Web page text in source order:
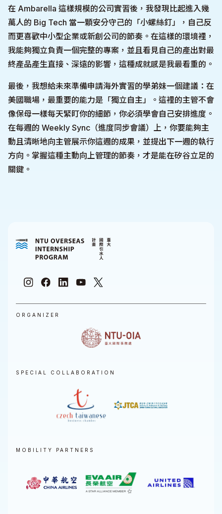
在 Ambarella 這樣規模的公司實習後，我發現比起進入幾
萬人的 Big Tech 當一顆安分守己的「小螺絲釘」，自己反
而更喜歡中小型企業或新創公司的節奏。在這樣的環境裡，
我能夠獨立負責一個完整的專案，並且看見自己的產出對最
終產品產生直接、深遠的影響，這種成就感是我最看重的。
最後，我想給未來準備申請海外實習的學弟妹一個建議：在
美國職場，最重要的能力是「獨立自主」。這裡的主管不會
像保母一樣每天緊盯你的細節，你必須學會自己安排進度。
在每週的 Weekly Sync（進度同步會議）上，你要能夠主
動且清晰地向主管展示你這週的成果，並提出下一週的執行
方向。掌握這種主動向上管理的節奏，才是能在矽谷立足的
關鍵。
ORGANIZER
SPECIAL COLLABORATION
MOBILITY PARTNERS